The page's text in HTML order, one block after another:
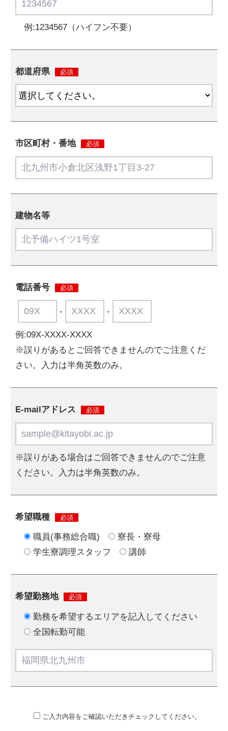
例:1234567（ハイフン不要）
都道府県 必須
市区町村・番地 必須
建物名等
電話番号 必須
- -
例:09X-XXXX-XXXX
※誤りがあるとご回答できませんのでご注意くだ
さい。入力は半角英数のみ。
E-mailアドレス 必須
※誤りがある場合はご回答できませんのでご注意
ください。入力は半角英数のみ。
希望職種 必須
職員(事務総合職)
寮長・寮母
学生寮調理スタッフ
講師
希望勤務地 必須
勤務を希望するエリアを記入してください
全国転勤可能
ご入力内容をご確認いただきチェックしてください。